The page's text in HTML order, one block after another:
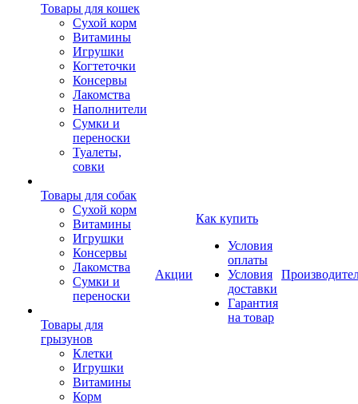
Товары для кошек
Cухой корм
Витамины
Игрушки
Когтеточки
Консервы
Лакомства
Наполнители
Сумки и
переноски
Туалеты,
совки
Товары для собак
Cухой корм
Витамины
Игрушки
Консервы
Лакомства
Сумки и
переноски
Товары для
грызунов
Клетки
Игрушки
Витамины
Корм
Акции
Как купить
Условия
оплаты
Условия
доставки
Гарантия
на товар